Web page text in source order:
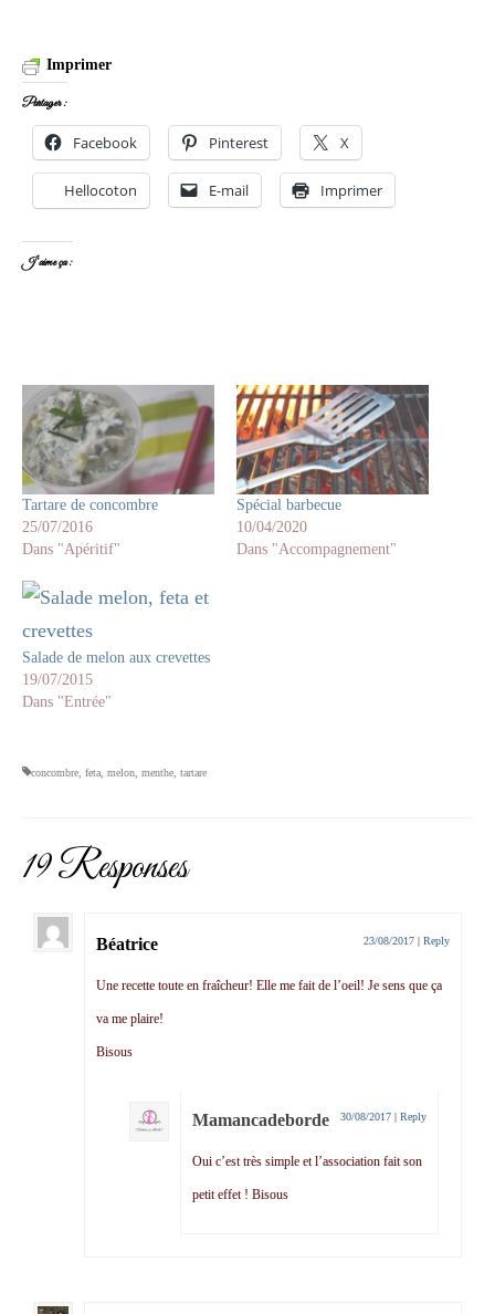
Imprimer
Partager :
Facebook Pinterest X
Hellocoton E-mail Imprimer
J’aime ça :
Tartare de concombre
25/07/2016
Dans "Apéritif"
Spécial barbecue
10/04/2020
Dans "Accompagnement"
Salade de melon aux crevettes
19/07/2015
Dans "Entrée"
concombre feta melon menthe tartare
19 Responses
Béatrice 23/08/2017 | Reply
Une recette toute en fraîcheur! Elle me fait de l’oeil! Je sens que ça
va me plaire!
Bisous
Mamancadeborde 30/08/2017 | Reply
Oui c’est très simple et l’association fait son
petit effet ! Bisous